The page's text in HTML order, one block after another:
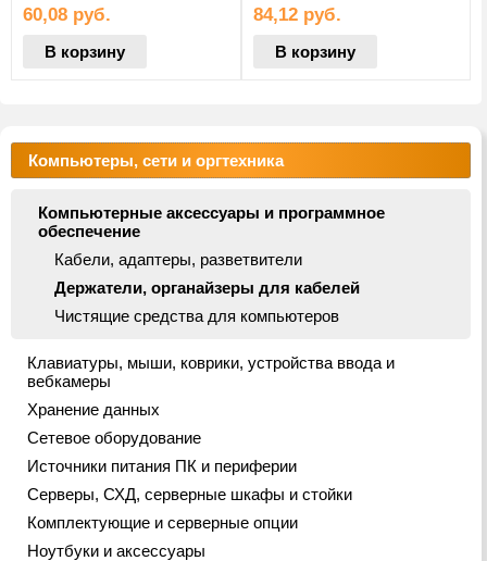
60,08 руб.
В корзину
84,12 руб.
В корзину
Компьютеры, сети и оргтехника
Компьютерные аксессуары и программное
обеспечение
Кабели, адаптеры, разветвители
Держатели, органайзеры для кабелей
Чистящие средства для компьютеров
Клавиатуры, мыши, коврики, устройства ввода и
вебкамеры
Хранение данных
Сетевое оборудование
Источники питания ПК и периферии
Серверы, СХД, серверные шкафы и стойки
Комплектующие и серверные опции
Ноутбуки и аксессуары